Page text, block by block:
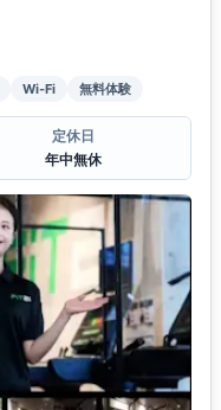
Wi-Fi 無料体験
定休日
年中無休